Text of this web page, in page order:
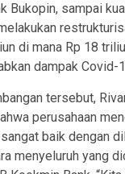
Bukopin, sampai
di mana Rp 18
dampak Covid-
tersebut,
perusahaan
baik dengan
menyeluruh yang